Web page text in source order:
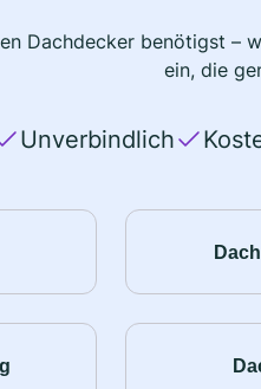
Dachdecker benötigst
ein, die
Unverbindlich